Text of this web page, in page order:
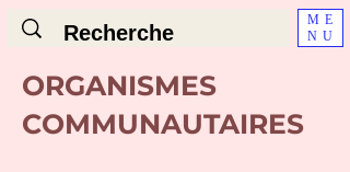
ME
NU
ORGANISMES
COMMUNAUTAIRES